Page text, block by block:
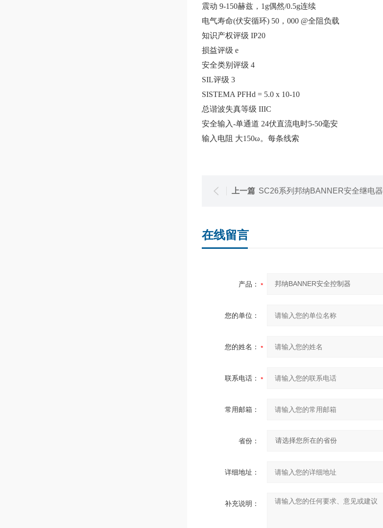
震动 9-150赫兹，1g偶然/0.5g连续
电气寿命(伏安循环) 50，000 @全阻负载
知识产权评级 IP20
损益评级 e
安全类别评级 4
SIL评级 3
SISTEMA PFHd = 5.0 x 10-10
总谐波失真等级 IIIC
安全输入-单通道 24伏直流电时5-50毫安
输入电阻 大150ω。每条线索
上一篇 SC26系列邦纳BANNER安全继电器
在线留言
产品：
您的单位：
您的姓名：
联系电话：
常用邮箱：
省份：
详细地址：
补充说明：